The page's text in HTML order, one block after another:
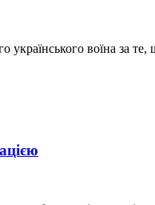
воїна за